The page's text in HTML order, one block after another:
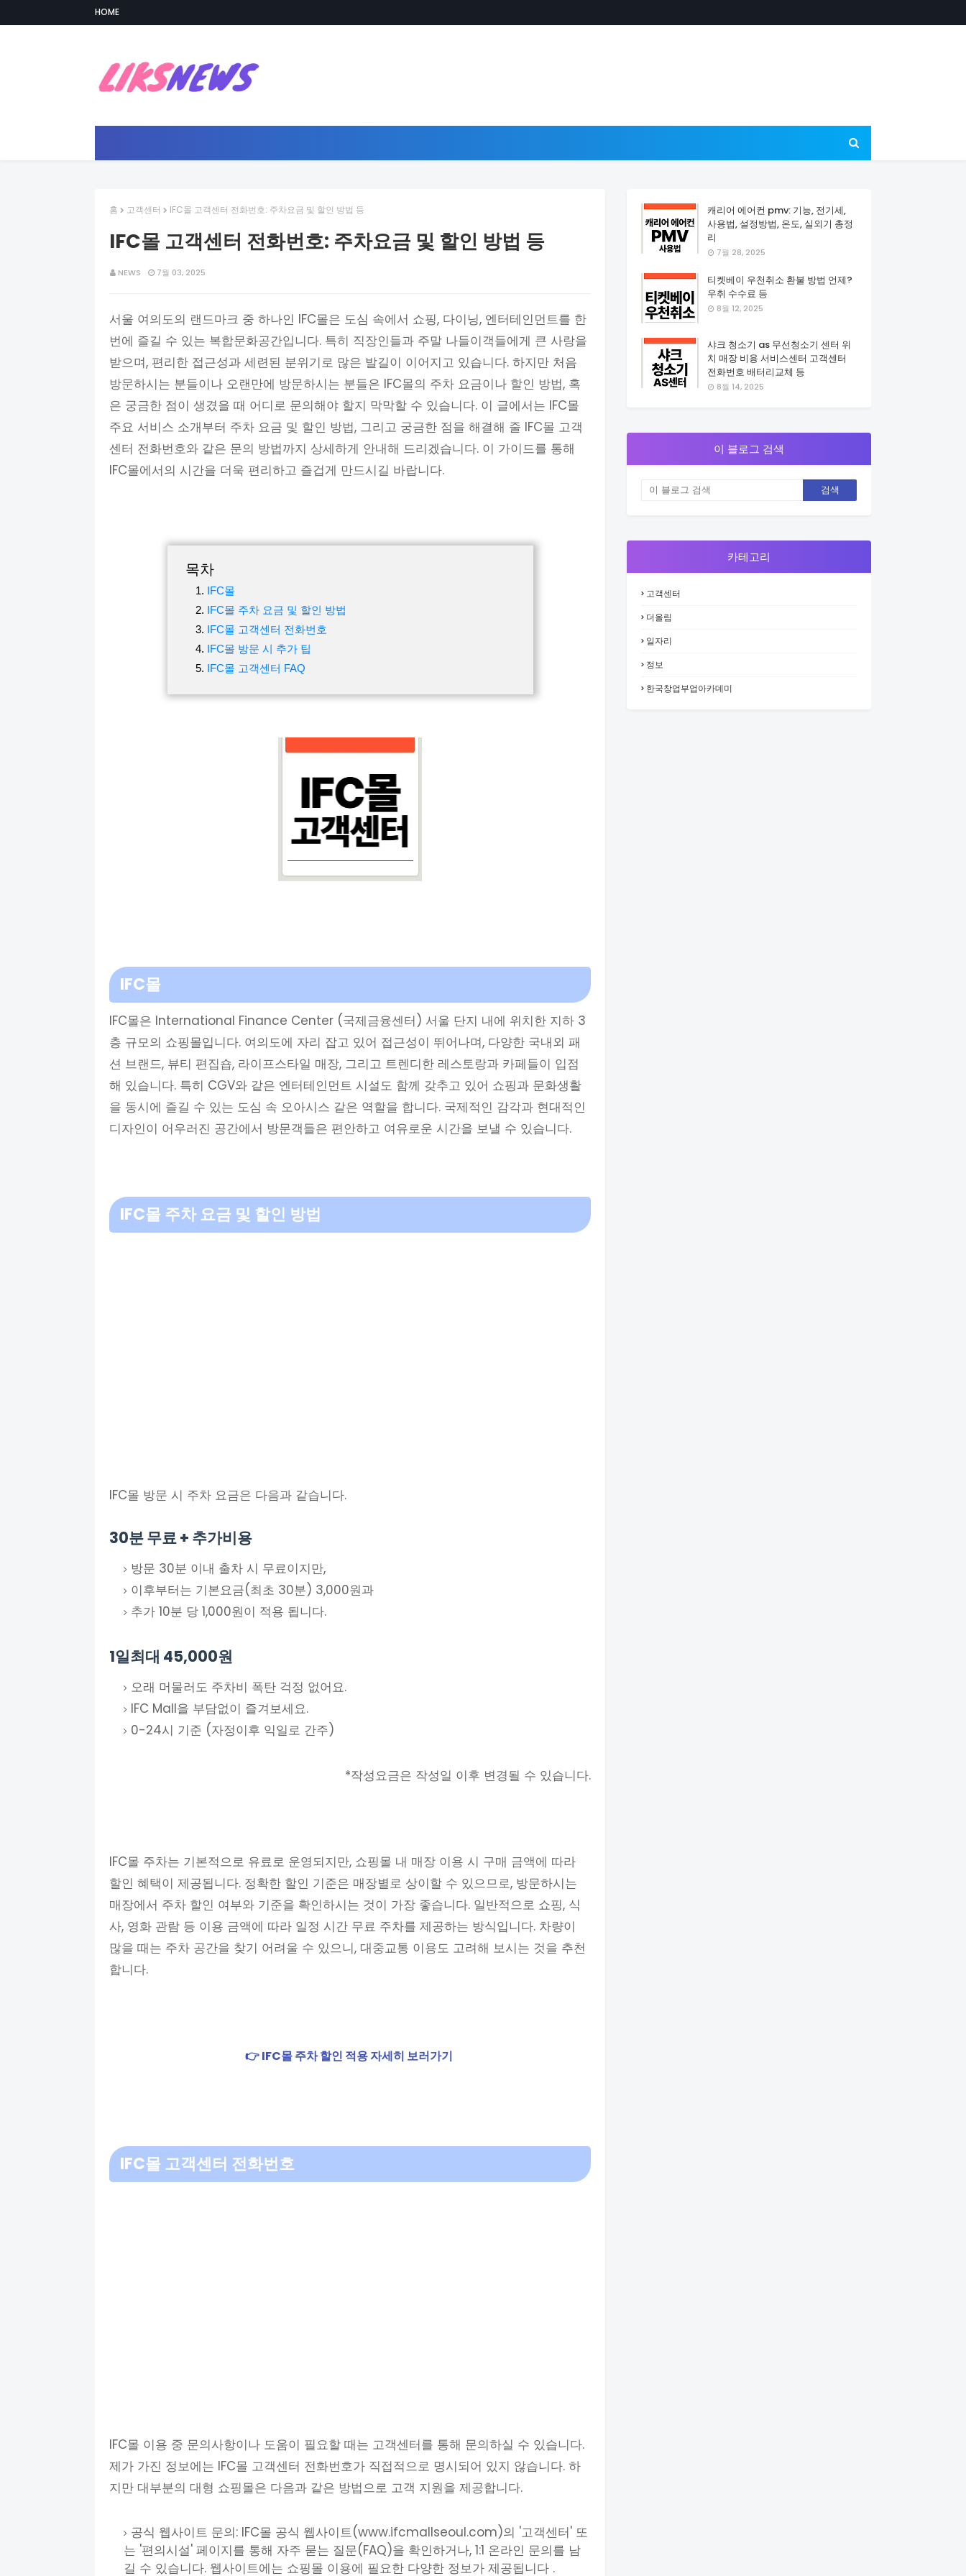
HOME
홈 고객센터 IFC몰 고객센터 전화번호: 주차요금 및 할인 방법 등
IFC몰 고객센터 전화번호: 주차요금 및 할인 방법 등
NEWS 7월 03, 2025
서울 여의도의 랜드마크 중 하나인 IFC몰은 도심 속에서 쇼핑, 다이닝, 엔터테인먼트를 한
번에 즐길 수 있는 복합문화공간입니다. 특히 직장인들과 주말 나들이객들에게 큰 사랑을
받으며, 편리한 접근성과 세련된 분위기로 많은 발길이 이어지고 있습니다. 하지만 처음
방문하시는 분들이나 오랜만에 방문하시는 분들은 IFC몰의 주차 요금이나 할인 방법, 혹
은 궁금한 점이 생겼을 때 어디로 문의해야 할지 막막할 수 있습니다. 이 글에서는 IFC몰
주요 서비스 소개부터 주차 요금 및 할인 방법, 그리고 궁금한 점을 해결해 줄 IFC몰 고객
센터 전화번호와 같은 문의 방법까지 상세하게 안내해 드리겠습니다. 이 가이드를 통해
IFC몰에서의 시간을 더욱 편리하고 즐겁게 만드시길 바랍니다.
목차
IFC몰
IFC몰 주차 요금 및 할인 방법
IFC몰 고객센터 전화번호
IFC몰 방문 시 추가 팁
IFC몰 고객센터 FAQ
IFC몰
IFC몰은 International Finance Center (국제금융센터) 서울 단지 내에 위치한 지하 3
층 규모의 쇼핑몰입니다. 여의도에 자리 잡고 있어 접근성이 뛰어나며, 다양한 국내외 패
션 브랜드, 뷰티 편집숍, 라이프스타일 매장, 그리고 트렌디한 레스토랑과 카페들이 입점
해 있습니다. 특히 CGV와 같은 엔터테인먼트 시설도 함께 갖추고 있어 쇼핑과 문화생활
을 동시에 즐길 수 있는 도심 속 오아시스 같은 역할을 합니다. 국제적인 감각과 현대적인
디자인이 어우러진 공간에서 방문객들은 편안하고 여유로운 시간을 보낼 수 있습니다.
IFC몰 주차 요금 및 할인 방법
IFC몰 방문 시 주차 요금은 다음과 같습니다.
30분 무료 + 추가비용
방문 30분 이내 출차 시 무료이지만,
이후부터는 기본요금(최초 30분) 3,000원과
추가 10분 당 1,000원이 적용 됩니다.
1일최대 45,000원
오래 머물러도 주차비 폭탄 걱정 없어요.
IFC Mall을 부담없이 즐겨보세요.
0-24시 기준 (자정이후 익일로 간주)
*작성요금은 작성일 이후 변경될 수 있습니다.
IFC몰 주차는 기본적으로 유료로 운영되지만, 쇼핑몰 내 매장 이용 시 구매 금액에 따라
할인 혜택이 제공됩니다. 정확한 할인 기준은 매장별로 상이할 수 있으므로, 방문하시는
매장에서 주차 할인 여부와 기준을 확인하시는 것이 가장 좋습니다. 일반적으로 쇼핑, 식
사, 영화 관람 등 이용 금액에 따라 일정 시간 무료 주차를 제공하는 방식입니다. 차량이
많을 때는 주차 공간을 찾기 어려울 수 있으니, 대중교통 이용도 고려해 보시는 것을 추천
합니다.
👉 IFC몰 주차 할인 적용 자세히 보러가기
IFC몰 고객센터 전화번호
IFC몰 이용 중 문의사항이나 도움이 필요할 때는 고객센터를 통해 문의하실 수 있습니다.
제가 가진 정보에는 IFC몰 고객센터 전화번호가 직접적으로 명시되어 있지 않습니다. 하
지만 대부분의 대형 쇼핑몰은 다음과 같은 방법으로 고객 지원을 제공합니다.
공식 웹사이트 문의: IFC몰 공식 웹사이트(www.ifcmallseoul.com)의 '고객센터' 또
는 '편의시설' 페이지를 통해 자주 묻는 질문(FAQ)을 확인하거나, 1:1 온라인 문의를 남
길 수 있습니다. 웹사이트에는 쇼핑몰 이용에 필요한 다양한 정보가 제공됩니다 .
캐리어 에어컨 pmv: 기능, 전기세,
사용법, 설정방법, 온도, 실외기 총정
리
7월 28, 2025
티켓베이 우천취소 환불 방법 언제?
우취 수수료 등
8월 12, 2025
샤크 청소기 as 무선청소기 센터 위
치 매장 비용 서비스센터 고객센터
전화번호 배터리교체 등
8월 14, 2025
이 블로그 검색
카테고리
고객센터
더올림
일자리
정보
한국창업부업아카데미